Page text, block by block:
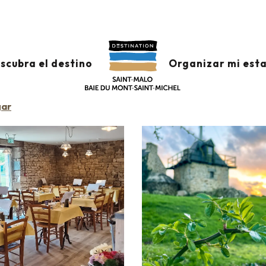
el destino Organizar mi